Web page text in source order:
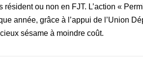
résident ou non en FJT. L’action «
année, grâce à l’appui de l’Union
sésame à moindre coût.